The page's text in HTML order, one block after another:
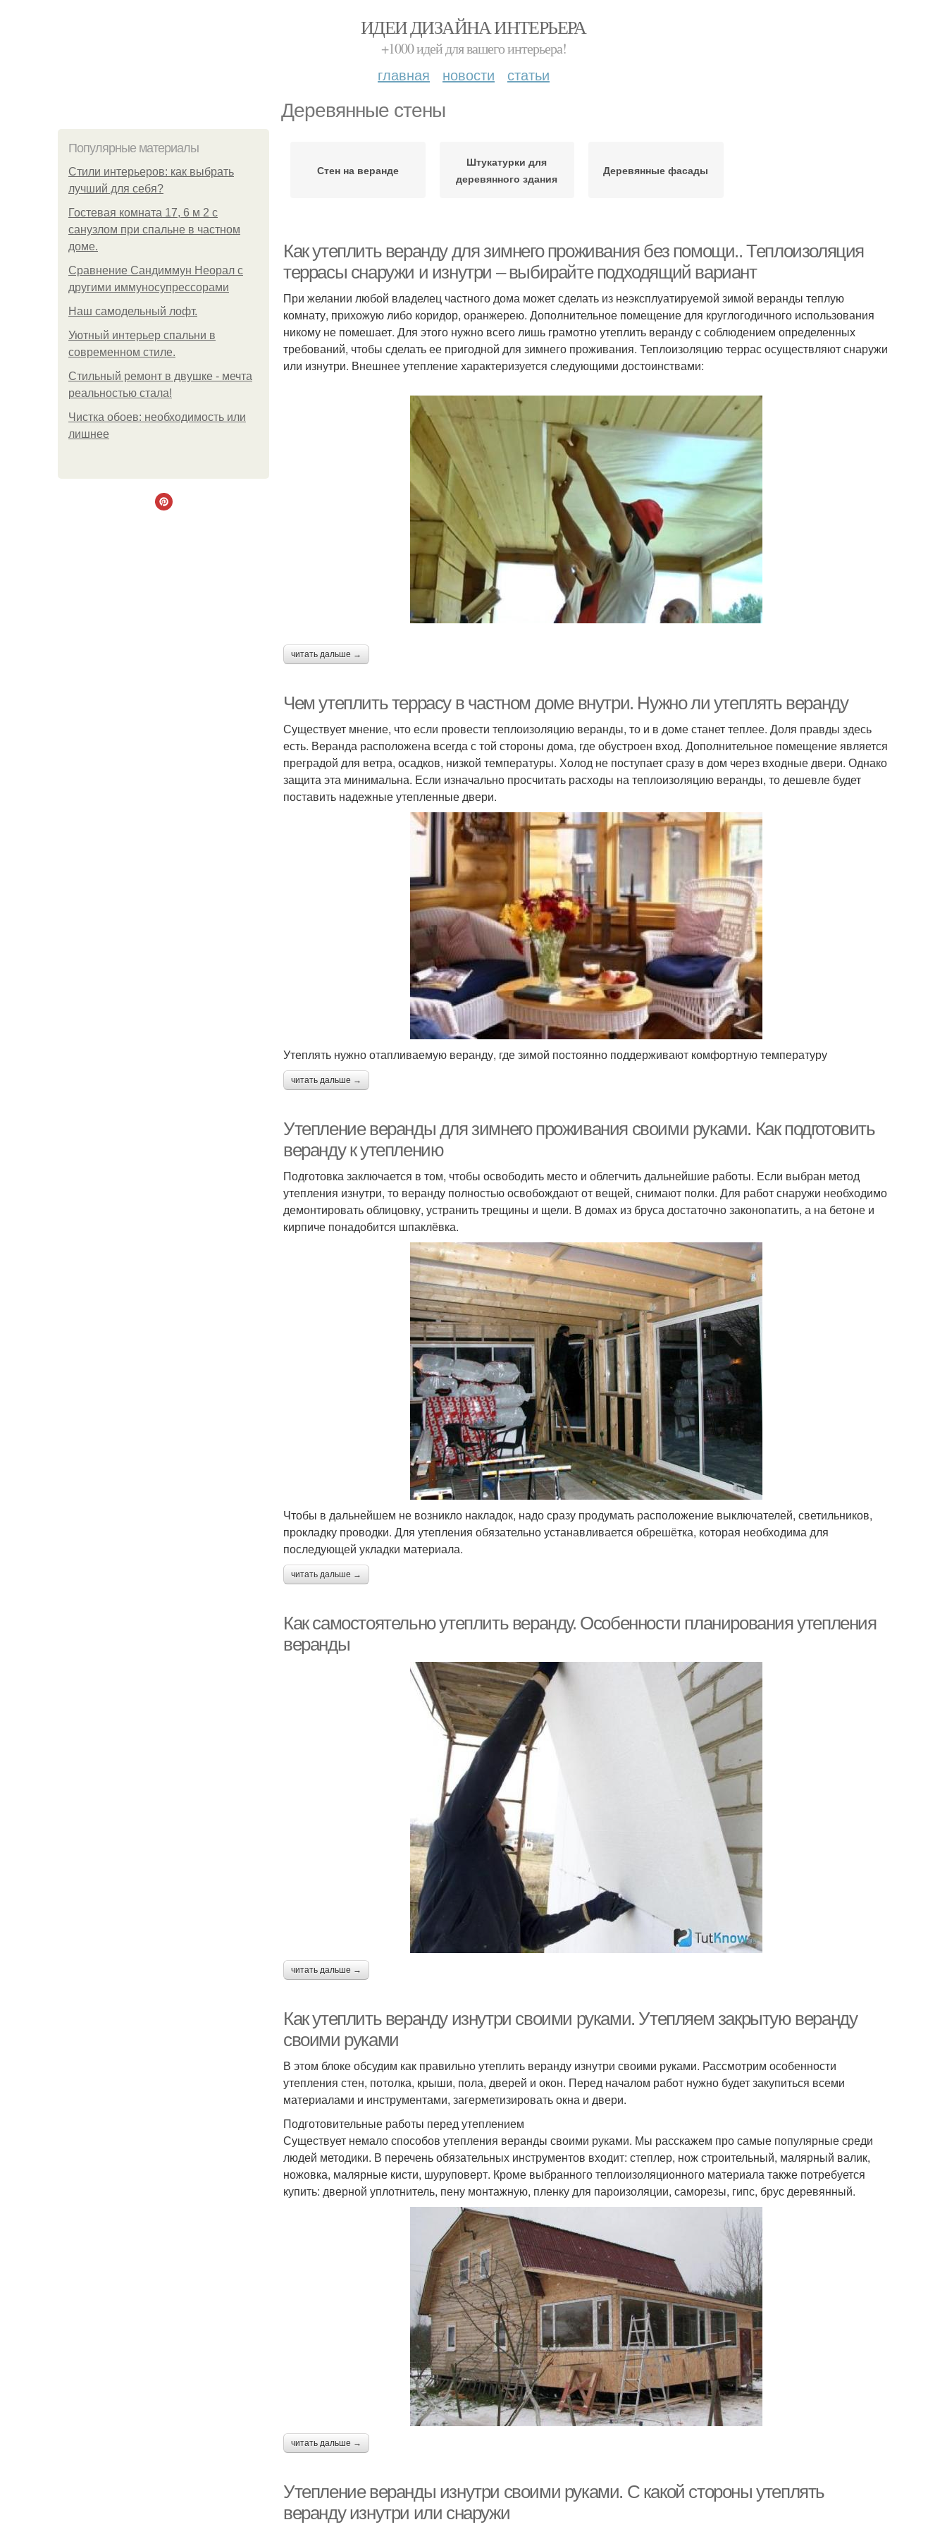
ИДЕИ ДИЗАЙНА ИНТЕРЬЕРА
+1000 идей для вашего интерьера!
главная новости статьи
Деревянные стены
Популярные материалы
Стили интерьеров: как выбрать
лучший для себя?
Гостевая комната 17, 6 м 2 с
санузлом при спальне в частном
доме.
Сравнение Сандиммун Неорал с
другими иммуносупрессорами
Наш самодельный лофт.
Уютный интерьер спальни в
современном стиле.
Стильный ремонт в двушке - мечта
реальностью стала!
Чистка обоев: необходимость или
лишнее
Стен на веранде
Штукатурки для
деревянного здания
Деревянные фасады
Как утеплить веранду для зимнего проживания без помощи.. Теплоизоляция
террасы снаружи и изнутри – выбирайте подходящий вариант
При желании любой владелец частного дома может сделать из неэксплуатируемой зимой веранды теплую
комнату, прихожую либо коридор, оранжерею. Дополнительное помещение для круглогодичного использования
никому не помешает. Для этого нужно всего лишь грамотно утеплить веранду с соблюдением определенных
требований, чтобы сделать ее пригодной для зимнего проживания. Теплоизоляцию террас осуществляют снаружи
или изнутри. Внешнее утепление характеризуется следующими достоинствами:
читать дальше →
Чем утеплить террасу в частном доме внутри. Нужно ли утеплять веранду
Существует мнение, что если провести теплоизоляцию веранды, то и в доме станет теплее. Доля правды здесь
есть. Веранда расположена всегда с той стороны дома, где обустроен вход. Дополнительное помещение является
преградой для ветра, осадков, низкой температуры. Холод не поступает сразу в дом через входные двери. Однако
защита эта минимальна. Если изначально просчитать расходы на теплоизоляцию веранды, то дешевле будет
поставить надежные утепленные двери.
Утеплять нужно отапливаемую веранду, где зимой постоянно поддерживают комфортную температуру
читать дальше →
Утепление веранды для зимнего проживания своими руками. Как подготовить
веранду к утеплению
Подготовка заключается в том, чтобы освободить место и облегчить дальнейшие работы. Если выбран метод
утепления изнутри, то веранду полностью освобождают от вещей, снимают полки. Для работ снаружи необходимо
демонтировать облицовку, устранить трещины и щели. В домах из бруса достаточно законопатить, а на бетоне и
кирпиче понадобится шпаклёвка.
Чтобы в дальнейшем не возникло накладок, надо сразу продумать расположение выключателей, светильников,
прокладку проводки. Для утепления обязательно устанавливается обрешётка, которая необходима для
последующей укладки материала.
читать дальше →
Как самостоятельно утеплить веранду. Особенности планирования утепления
веранды
читать дальше →
Как утеплить веранду изнутри своими руками. Утепляем закрытую веранду
своими руками
В этом блоке обсудим как правильно утеплить веранду изнутри своими руками. Рассмотрим особенности
утепления стен, потолка, крыши, пола, дверей и окон. Перед началом работ нужно будет закупиться всеми
материалами и инструментами, загерметизировать окна и двери.
Подготовительные работы перед утеплением
Существует немало способов утепления веранды своими руками. Мы расскажем про самые популярные среди
людей методики. В перечень обязательных инструментов входит: степлер, нож строительный, малярный валик,
ножовка, малярные кисти, шуруповерт. Кроме выбранного теплоизоляционного материала также потребуется
купить: дверной уплотнитель, пену монтажную, пленку для пароизоляции, саморезы, гипс, брус деревянный.
читать дальше →
Утепление веранды изнутри своими руками. С какой стороны утеплять
веранду изнутри или снаружи